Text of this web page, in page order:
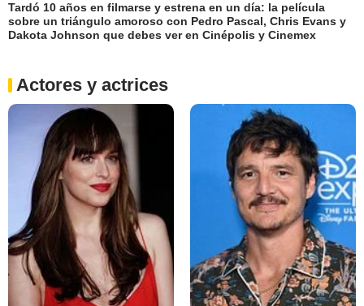
Tardó 10 años en filmarse y estrena en un día: la película
sobre un triángulo amoroso con Pedro Pascal, Chris Evans y
Dakota Johnson que debes ver en Cinépolis y Cinemex
Actores y actrices